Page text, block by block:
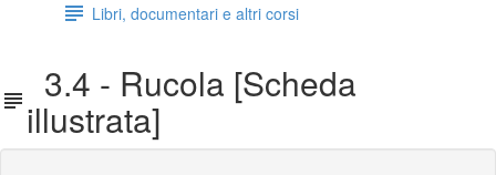
Libri, documentari e altri corsi
3.4 - Rucola [Scheda
illustrata]